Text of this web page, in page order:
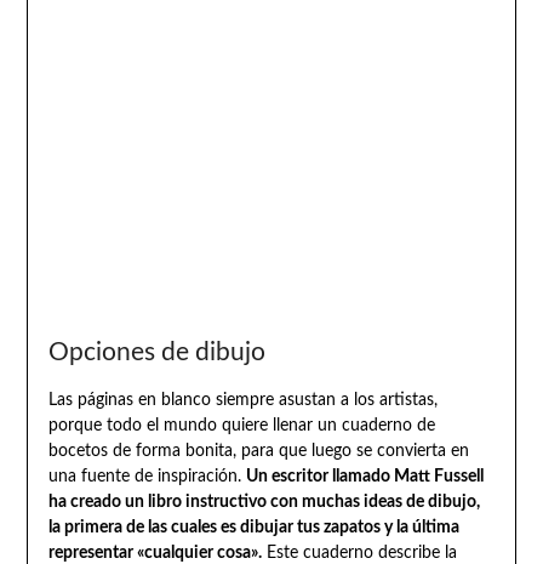
Opciones de dibujo
Las páginas en blanco siempre asustan a los artistas,
porque todo el mundo quiere llenar un cuaderno de
bocetos de forma bonita, para que luego se convierta en
una fuente de inspiración. Un escritor llamado Matt Fussell
ha creado un libro instructivo con muchas ideas de dibujo,
la primera de las cuales es dibujar tus zapatos y la última
representar «cualquier cosa».Este cuaderno describe la